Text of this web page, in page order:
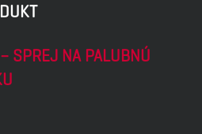
SPREJ NA PALUBNÚ